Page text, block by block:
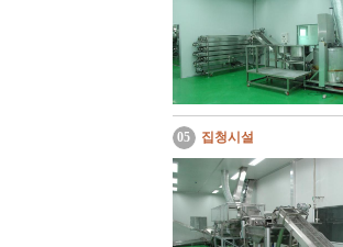
05 집청시설